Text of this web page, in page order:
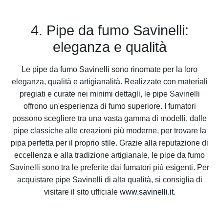
4. Pipe da fumo Savinelli:
eleganza e qualità
Le pipe da fumo Savinelli sono rinomate per la loro
eleganza, qualità e artigianalità. Realizzate con materiali
pregiati e curate nei minimi dettagli, le pipe Savinelli
offrono un'esperienza di fumo superiore. I fumatori
possono scegliere tra una vasta gamma di modelli, dalle
pipe classiche alle creazioni più moderne, per trovare la
pipa perfetta per il proprio stile. Grazie alla reputazione di
eccellenza e alla tradizione artigianale, le pipe da fumo
Savinelli sono tra le preferite dai fumatori più esigenti. Per
acquistare pipe Savinelli di alta qualità, si consiglia di
visitare il sito ufficiale www.savinelli.it.